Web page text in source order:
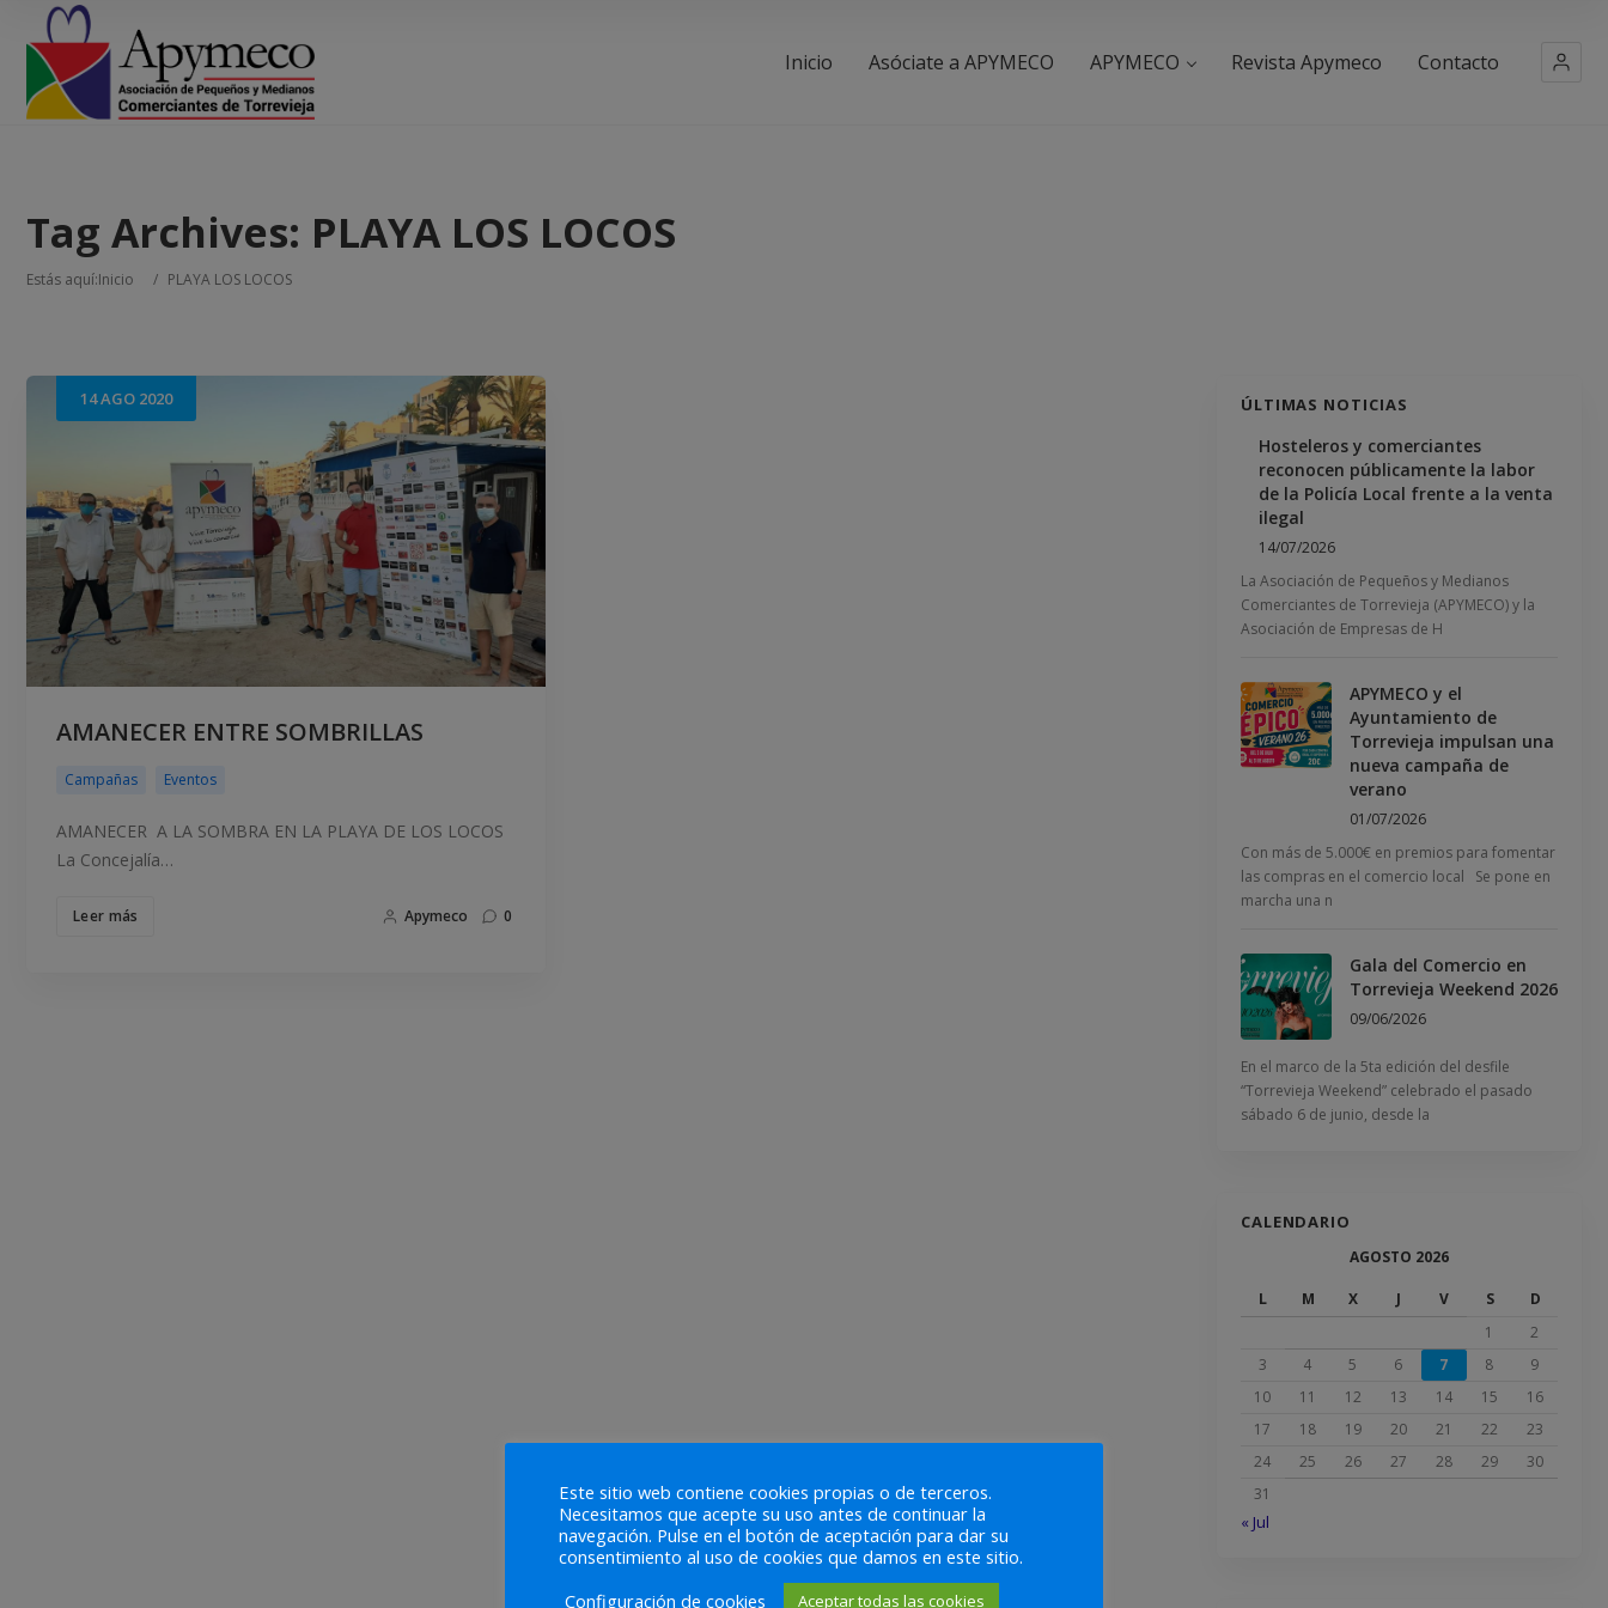
Inicio Asóciate a APYMECO APYMECO Revista Apymeco Contacto
Tag Archives: PLAYA LOS LOCOS
Estás aquí:Inicio / PLAYA LOS LOCOS
14AGO 2020
AMANECER ENTRE SOMBRILLAS
Campañas Eventos
AMANECER A LA SOMBRA EN LA PLAYA DE LOS LOCOS
La Concejalía…
Leer más Apymeco 0
ÚLTIMAS NOTICIAS
Hosteleros y comerciantes
reconocen públicamente la labor
de la Policía Local frente a la venta
ilegal
14/07/2026
La Asociación de Pequeños y Medianos
Comerciantes de Torrevieja (APYMECO) y la
Asociación de Empresas de H
APYMECO y el
Ayuntamiento de
Torrevieja impulsan una
nueva campaña de
verano
01/07/2026
Con más de 5.000€ en premios para fomentar
las compras en el comercio local Se pone en
marcha una n
Gala del Comercio en
Torrevieja Weekend 2026
09/06/2026
En el marco de la 5ta edición del desfile
“Torrevieja Weekend” celebrado el pasado
sábado 6 de junio, desde la
CALENDARIO
AGOSTO 2026
L M X J V S
D
1
2
3
4 5 6 7 8
9
10
11 12 13 14 15
16
17
18 19 20 21 22
23
24
25 26 27 28 29
30
31
« Jul
Este sitio web contiene cookies propias o de terceros.
Necesitamos que acepte su uso antes de continuar la
navegación. Pulse en el botón de aceptación para dar su
consentimiento al uso de cookies que damos en este sitio.
Configuración de cookies
Aceptar todas las cookies